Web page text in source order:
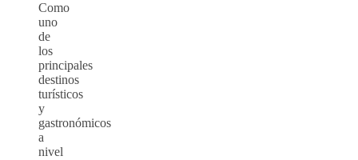
Como
uno
de
los
principales
destinos
turísticos
y
gastronómicos
a
nivel